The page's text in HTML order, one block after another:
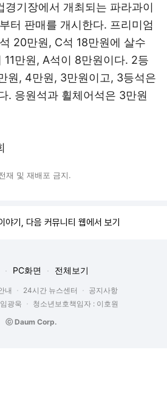
경기장에서 개최되는 파라과이
터 판매를 개시한다. 프리미엄
20만원, C석 18만원에 살수
11만원, A석이 8만원이다. 2등
원, 4만원, 3만원이고, 3등석은
. 응원석과 휠체어석은 3만원
재 및 재배포 금지.
야기, 다음 커뮤니티 웹에서 보기
PC화면 전체보기
내 24시간 뉴스센터
공지사항
광욱
청소년보호책임자 : 이호원
ⓒ Daum Corp.